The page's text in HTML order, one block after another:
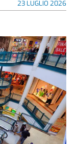
23 LUGLIO 2026